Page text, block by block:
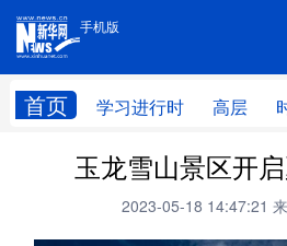
手机版
首页 学习进行时 高层
手机版
网站地图
学习进行时 高层
财经
玉龙雪山景区开
2023-05-18 14:47:21